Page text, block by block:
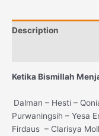
Description
Ketika Bismillah
Dalman – Hesti –
Purwaningsih – Yesa
Firdaus – Clarisya